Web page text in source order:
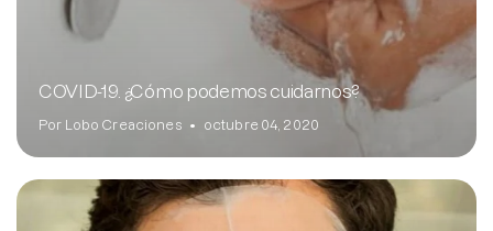
COVID-19. ¿Cómo podemos cuidarnos?
Por Lobo Creaciones octubre 04, 2020